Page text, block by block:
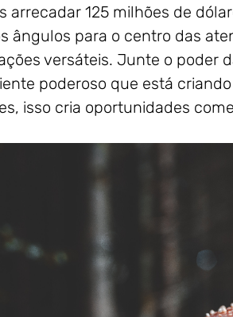
arrecadar 125 milhões de
ângulos para o centro das
versáteis. Junte o poder
poderoso que está
isso cria oportunidades